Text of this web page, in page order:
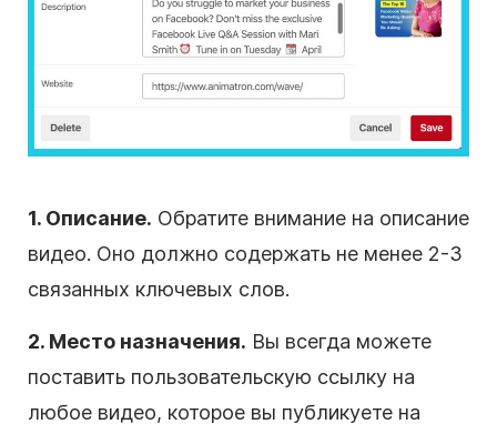
1. Описание. Обратите внимание на описание
видео. Оно должно содержать не менее 2-3
связанных ключевых слов.
2. Место назначения. Вы всегда можете
поставить пользовательскую ссылку на
любое видео, которое вы публикуете на